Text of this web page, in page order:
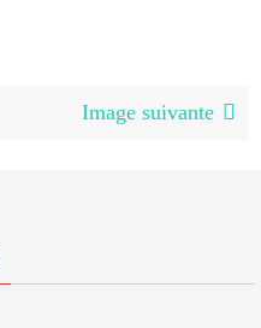
Image suivante